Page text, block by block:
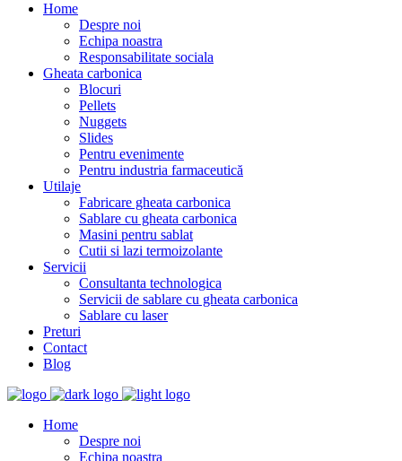
Home
Despre noi
Echipa noastra
Responsabilitate sociala
Gheata carbonica
Blocuri
Pellets
Nuggets
Slides
Pentru evenimente
Pentru industria farmaceutică
Utilaje
Fabricare gheata carbonica
Sablare cu gheata carbonica
Masini pentru sablat
Cutii si lazi termoizolante
Servicii
Consultanta technologica
Servicii de sablare cu gheata carbonica
Sablare cu laser
Preturi
Contact
Blog
Home
Despre noi
Echipa noastra